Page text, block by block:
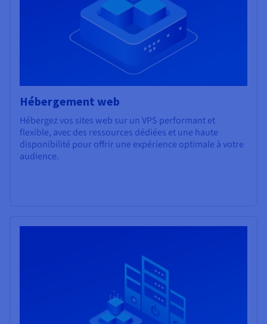
Hébergement web
Hébergez vos sites web sur un VPS performant et
flexible, avec des ressources dédiées et une haute
disponibilité pour offrir une expérience optimale à votre
audience.